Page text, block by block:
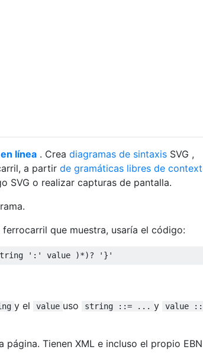
línea . Crea diagramas de sintaxis SVG ,
a partir de gramáticas libres de
SVG o realizar capturas de pantalla.
que muestra, usaría el código:
y el value uso string ::= ... y
value
Tienen XML e incluso el propio